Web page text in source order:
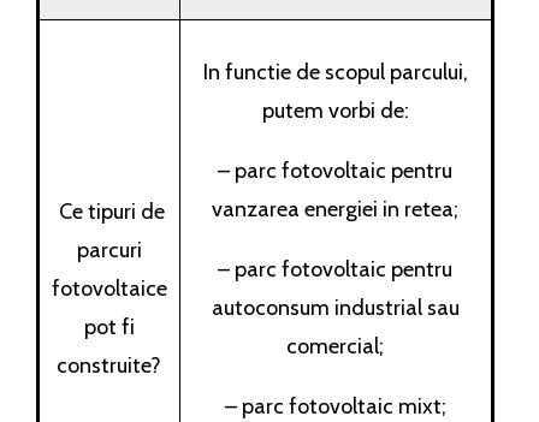
Ce tipuri de
parcuri
fotovoltaice
pot fi
construite?
In functie de scopul parcului,
putem vorbi de:
– parc fotovoltaic pentru
vanzarea energiei in retea;
– parc fotovoltaic pentru
autoconsum industrial sau
comercial;
– parc fotovoltaic mixt;